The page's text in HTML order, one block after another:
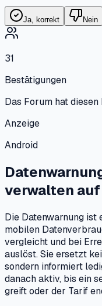
Ja, korrekt Nein
31
Bestätigungen
Das Forum hat
Anzeige
Android
verwalten auf
Die Datenwarnung ist
mobilen
vergleicht und bei
auslöst. Sie ersetzt
sondern informiert
danach aktiv, bis ein
greift oder der Tarif